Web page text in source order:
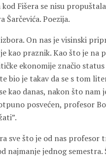
Fišera se nisu
Poezija.
On nas je visinski
kao praznik. Kao što je na
ekonomije značio
bio je takav da se s tom
kao danas, nakon što nam
posvećen, profesor
sve što je od nas profesor
najmanje jednog semestra.